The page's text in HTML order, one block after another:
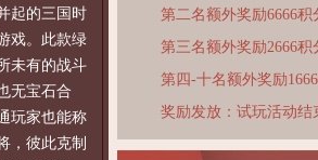
起的三国时
戏。此款绿
未有的战斗
无宝石合
玩家也能称
，彼此克制
第二名额外奖励6666积
第三名额外奖励2666积
第四-十名额外奖励
奖励发放：试玩活动